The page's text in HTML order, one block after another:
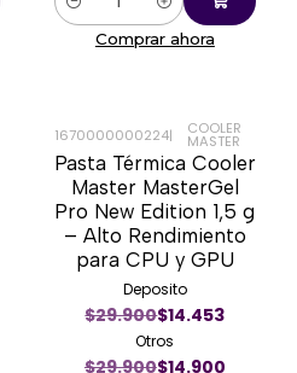
Cantidad
Comprar ahora
-50%
1670000000224| COOLER
MASTER
Pasta Térmica Cooler
Master MasterGel
Pro New Edition 1,5 g
– Alto Rendimiento
para CPU y GPU
Deposito
$29.900$14.453
Otros
$29.900$14.900